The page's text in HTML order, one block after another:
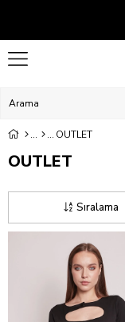
OUTLET
OUTLET
Sıralama